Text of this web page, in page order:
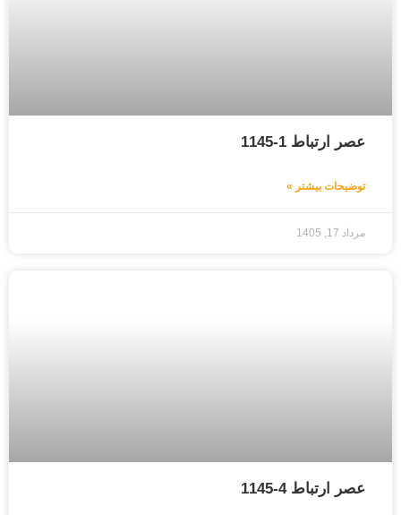
عصر ارتباط 1-1145
توضیحات بیشتر »
مرداد 17, 1405
عصر ارتباط 4-1145